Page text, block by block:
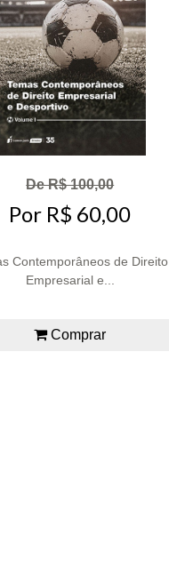
De R$ 100,00
Por R$ 60,00
Contemporâneos de Direito
Empresarial e...
Comprar